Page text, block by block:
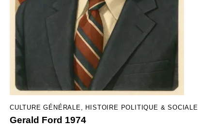
CULTURE GÉNÉRALE HISTOIRE POLITIQUE & SOCIALE
Gerald Ford 1974